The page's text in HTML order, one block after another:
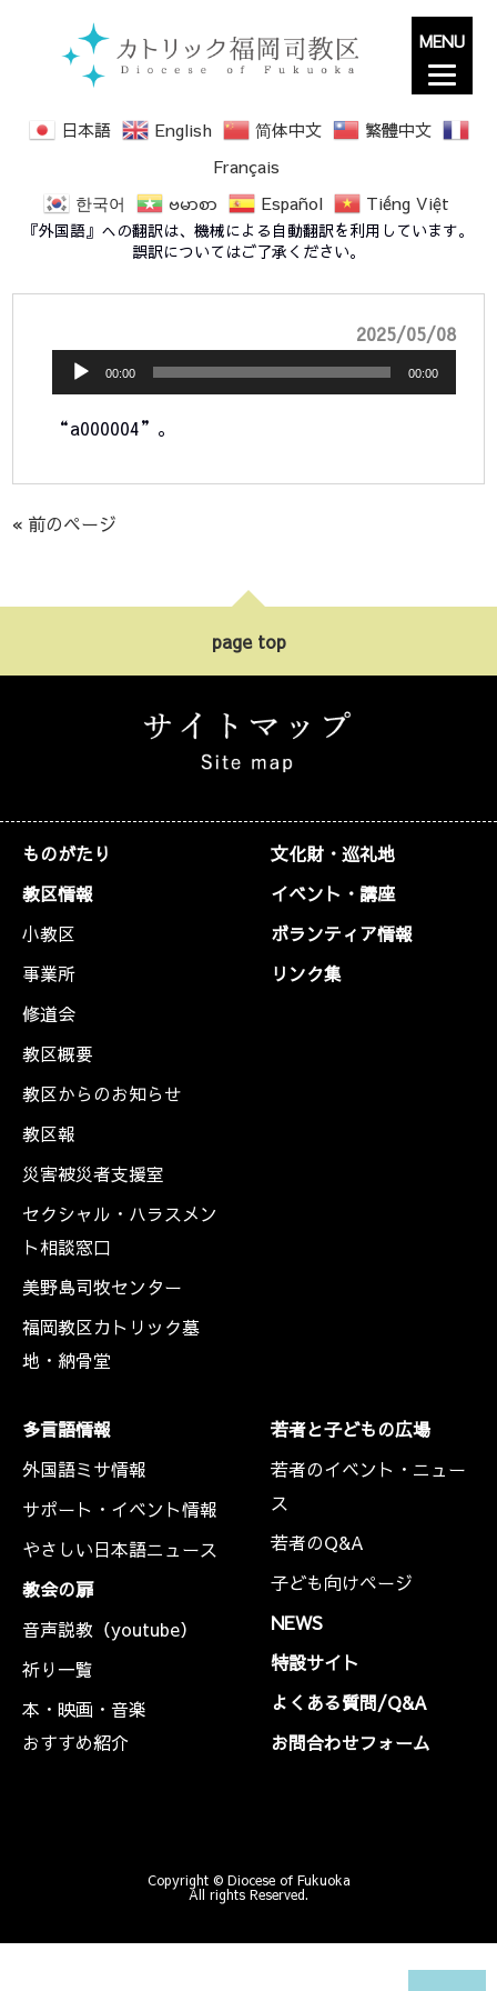
日本語 English 简体中文
繁體中文
Français
한국어
ဗမာစာ Español Tiếng Việt
『外国語』への翻訳は、機械による自動翻訳を利用しています。
誤訳についてはご了承ください。
a000004
2025/05/08音
プ
00:00 00:00
“a000004”。
« 前のページ
page top
ものがたり
教区情報
小教区
事業所
修道会
教区概要
教区からのお知らせ
教区報
災害被災者支援室
セクシャル・ハラスメン
ト相談窓口
美野島司牧センター
福岡教区カトリック墓
地・納骨堂
文化財・巡礼地
イベント・講座
ボランティア情報
リンク集
多言語情報
外国語ミサ情報
サポート・イベント情報
やさしい日本語ニュース
教会の扉
音声説教（youtube）
祈り一覧
本・映画・音楽
おすすめ紹介
若者と子どもの広場
若者のイベント・ニュー
ス
若者のQ&A
子ども向けページ
NEWS
特設サイト
よくある質問/Q&A
お問合わせフォーム
Copyright © Diocese of Fukuoka
All rights Reserved.
MENU